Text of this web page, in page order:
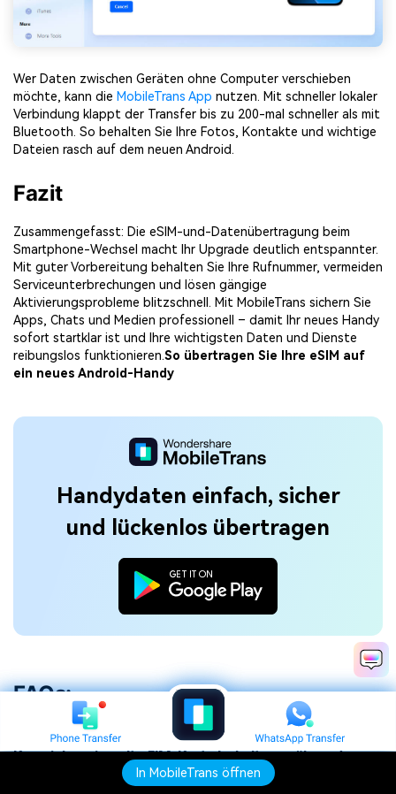
In MobileTrans öffnen
Wer Daten zwischen Geräten ohne Computer verschieben
möchte, kann die MobileTrans App nutzen. Mit schneller lokaler
Verbindung klappt der Transfer bis zu 200-mal schneller als mit
Bluetooth. So behalten Sie Ihre Fotos, Kontakte und wichtige
Dateien rasch auf dem neuen Android.
Fazit
Zusammengefasst: Die eSIM-und-Datenübertragung beim
Smartphone-Wechsel macht Ihr Upgrade deutlich entspannter.
Mit guter Vorbereitung behalten Sie Ihre Rufnummer, vermeiden
Serviceunterbrechungen und lösen gängige
Aktivierungsprobleme blitzschnell. Mit MobileTrans sichern Sie
Apps, Chats und Medien professionell – damit Ihr neues Handy
sofort startklar ist und Ihre wichtigsten Daten und Dienste
reibungslos funktionieren.So übertragen Sie Ihre eSIM auf
ein neues Android-Handy
Handydaten einfach, sicher
und lückenlos übertragen
FAQs:
Kann ich meine alte SIM-Karte behalten, während
ich die eSIM teste?In MobileTrans öffnen